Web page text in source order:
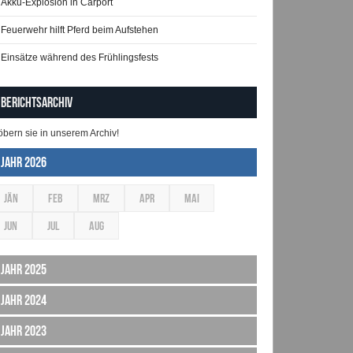
Akku-Explosion in Carport
Feuerwehr hilft Pferd beim Aufstehen
Einsätze während des Frühlingsfests
Berichtsarchiv
sie in unserem Archiv!
Jahr 2026
JÄN FEB MRZ APR MAI
JUN JUL AUG
Jahr 2025
Jahr 2024
Jahr 2023